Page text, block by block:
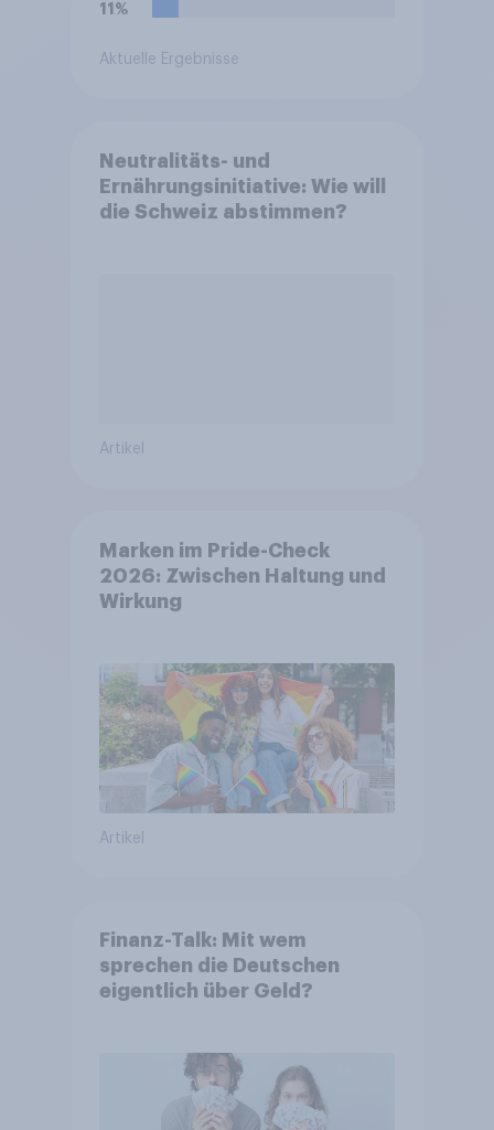
11%
Aktuelle Ergebnisse
Neutralitäts- und
Ernährungsinitiative: Wie will
die Schweiz abstimmen?
Artikel
Marken im Pride-Check
2026: Zwischen Haltung und
Wirkung
Artikel
Finanz-Talk: Mit wem
sprechen die Deutschen
eigentlich über Geld?